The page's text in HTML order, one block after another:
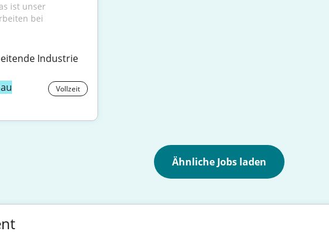
ist unser
bei
Industrie
Vollzeit
Ähnliche Jobs laden